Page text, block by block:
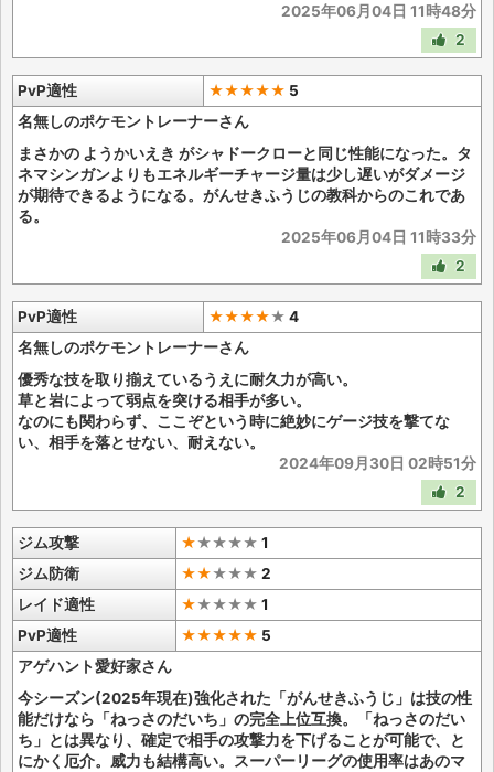
2025年06月04日 11時48分
2
PvP適性 ★★★★★ 5
名無しのポケモントレーナーさん
まさかの ようかいえき がシャドークローと同じ性能になった。タ
ネマシンガンよりもエネルギーチャージ量は少し遅いがダメージ
が期待できるようになる。がんせきふうじの教科からのこれであ
る。
2025年06月04日 11時33分
2
PvP適性 ★★★★★ 4
名無しのポケモントレーナーさん
優秀な技を取り揃えているうえに耐久力が高い。
草と岩によって弱点を突ける相手が多い。
なのにも関わらず、ここぞという時に絶妙にゲージ技を撃てな
い、相手を落とせない、耐えない。
2024年09月30日 02時51分
2
ジム攻撃 ★★★★★ 1
ジム防衛
★★★★★ 2
レイド適性
★★★★★ 1
PvP適性
★★★★★ 5
アゲハント愛好家さん
今シーズン(2025年現在)強化された「がんせきふうじ」は技の性
能だけなら「ねっさのだいち」の完全上位互換。「ねっさのだい
ち」とは異なり、確定で相手の攻撃力を下げることが可能で、と
にかく厄介。威力も結構高い。スーパーリーグの使用率はあのマ